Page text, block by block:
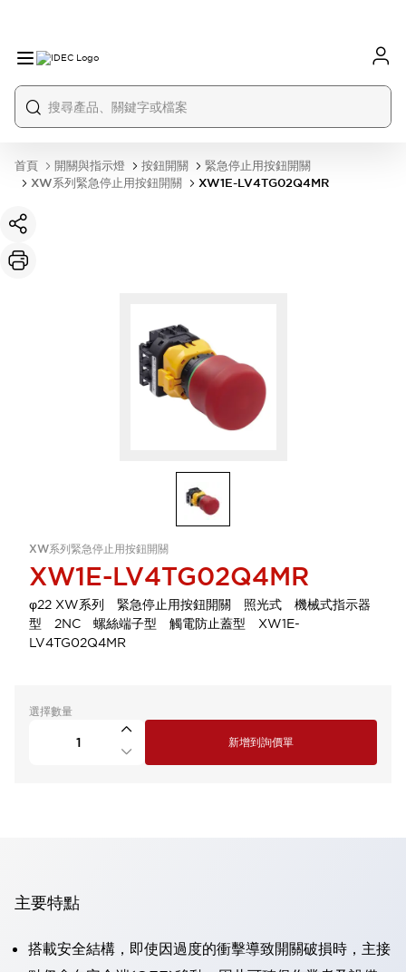
首頁 開關與指示燈 按鈕開關
緊急停止用按鈕開關
XW系列緊急停止用按鈕開關
XW1E-LV4TG02Q4MR
XW系列緊急停止用按鈕開關
XW1E-LV4TG02Q4MR
φ22 XW系列 緊急停止用按鈕開關 照光式 機械式指示器
型 2NC 螺絲端子型 觸電防止蓋型 XW1E-
LV4TG02Q4MR
選擇數量
新增到詢價單
主要特點
搭載安全結構，即使因過度的衝擊導致開關破損時，主接